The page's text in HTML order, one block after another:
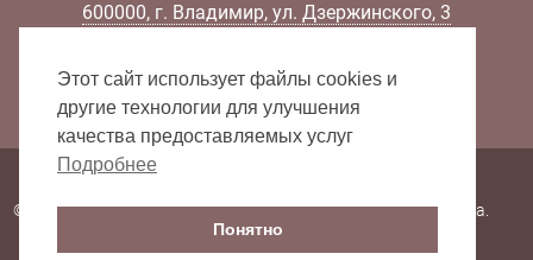
600000, г. Владимир, ул. Дзержинского, 3
Факс:
+7 (4922) 32-52-88
E-mail:
info@lib33.ru
© 2000 - 2026 Владимирская областная научная библиотека.
Этот сайт использует файлы cookies и
другие технологии для улучшения
качества предоставляемых услуг
Подробнее
Понятно